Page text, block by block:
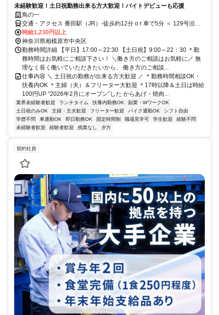
未経験歓迎！土日祝勤務出来る方大歓迎！バイトデビューも応援
鳥の一
交通・アクセス 番田駅（JR）-徒歩約12分 o r 車で5分 ＜ 129号沿い
｜車・バイク通勤OK！ ＞
時給1,230円以上
神奈川県相模原市中央区
勤務時間詳細 【平日】17:00～22:30 【土日祝】9:00～22：30 ＊勤
務時間はお気軽にご相談下さい！ ＼働き方のご相談はお気軽に／ 無
理なく長く働いていただきたいから、 働き方のご相談...
仕事内容 ＼ 土日祝の勤務が出来る方大歓迎 ／ ＊勤務時間相談OK・
扶養内OK ＊主婦（夫）＆フリーター大歓迎 ＊17時以降＆土日は時給
100円UP “2026年2月にオープン”した からあげ・焼肉...
業界未経験者歓迎 ランチタイム 扶養内勤務OK
副業・WワークOK
土日祝のみOK
主婦・主夫歓迎 フリーター歓迎 バイク通勤OK
シフト自由
学歴不問
車通勤OK 即日勤務OK 固定時間制 職場見学可 学生歓迎
経験不問
未経験者歓迎
経験者歓迎 残業なし 夕方
契約社員